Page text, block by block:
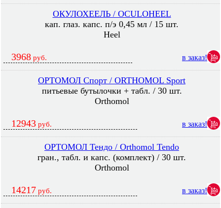
ОКУЛОХЕЕЛЬ / OCULOHEEL
кап. глаз. капс. п/э 0,45 мл / 15 шт.
Heel
3968 руб. в заказ!
ОРТОМОЛ Спорт / ORTHOMOL Sport
питьевые бутылочки + табл. / 30 шт.
Orthomol
12943 руб. в заказ!
ОРТОМОЛ Тендо / Orthomol Tendo
гран., табл. и капс. (комплект) / 30 шт.
Orthomol
14217 руб. в заказ!